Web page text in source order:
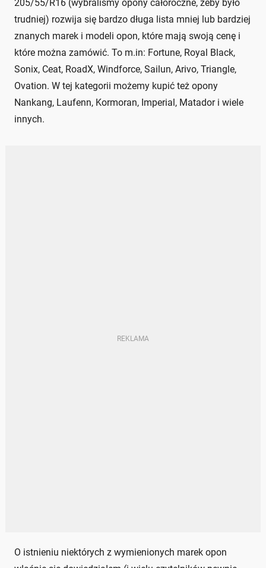
205/55/R16 (wybraliśmy opony całoroczne, żeby było
trudniej) rozwija się bardzo długa lista mniej lub bardziej
znanych marek i modeli opon, które mają swoją cenę i
które można zamówić. To m.in: Fortune, Royal Black,
Sonix, Ceat, RoadX, Windforce, Sailun, Arivo, Triangle,
Ovation. W tej kategorii możemy kupić też opony
Nankang, Laufenn, Kormoran, Imperial, Matador i wiele
innych.
O istnieniu niektórych z wymienionych marek opon